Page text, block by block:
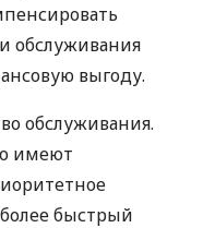
обслуживания
выгоду.
обслуживания.
имеют
быстрый